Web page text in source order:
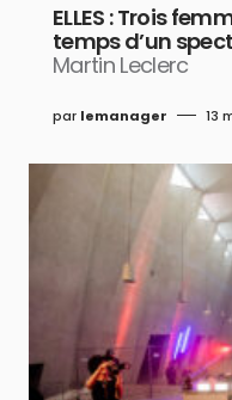
ELLES : Trois
temps d’un
Martin Leclerc
par lemanager 13